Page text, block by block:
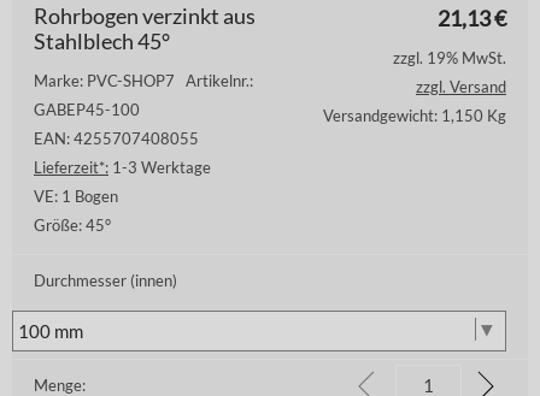
21,13€
Rohrbogen verzinkt aus
Stahlblech 45°
Marke: PVC-SHOP7 Artikelnr.:
GABEP45-100
EAN: 4255707408055
Lieferzeit*: 1-3 Werktage
VE: 1 Bogen
Größe:45°
zzgl. 19% MwSt.
zzgl. Versand
Versandgewicht: 1,150 Kg
Durchmesser (innen)
Menge: